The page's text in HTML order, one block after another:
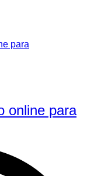
online para